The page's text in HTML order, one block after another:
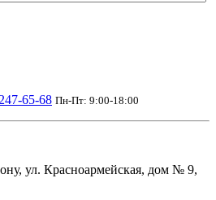
65-68 Пн-Пт: 9:00-18:00
ул. Красноармейская, дом № 9,